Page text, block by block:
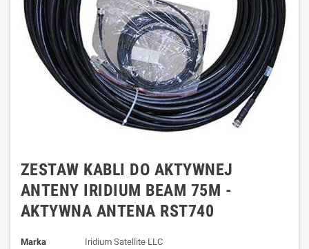
ZESTAW KABLI DO AKTYWNEJ
ANTENY IRIDIUM BEAM 75M -
AKTYWNA ANTENA RST740
Marka
Iridium Satellite LLC